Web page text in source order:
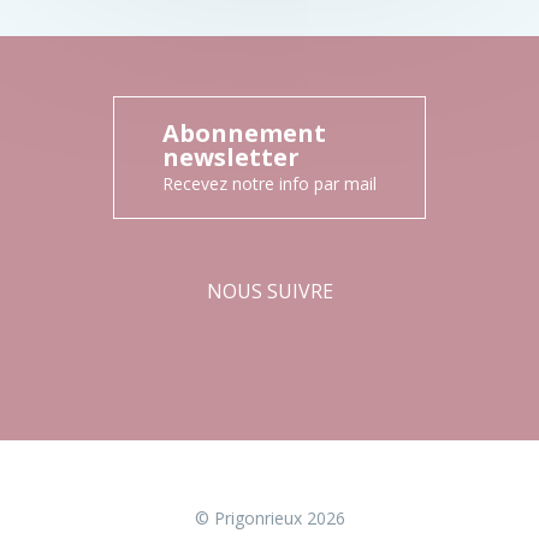
Abonnement
newsletter
Recevez notre info par mail
NOUS SUIVRE
© Prigonrieux 2026